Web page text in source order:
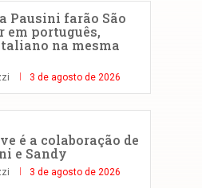
Pausini farão São
em português,
na mesma
3 de agosto de 2026
é a colaboração de
e Sandy
3 de agosto de 2026